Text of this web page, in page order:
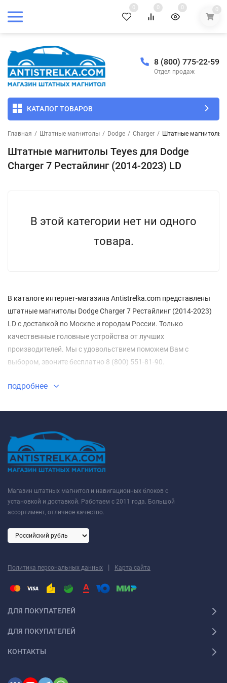
0 0 0 0
8 (800) 775-22-59
Отдел продаж
КАТАЛОГ ТОВАРОВ
Главная / Штатные магнитолы / Dodge / Charger / Штатные магнитолы
Штатные магнитолы Teyes для Dodge
Charger 7 Рестайлинг (2014-2023) LD
В этой категории нет ни одного
товара.
В каталоге интернет-магазина Antistrelka.com представлены
штатные магнитолы Dodge Charger 7 Рестайлинг (2014-2023)
LD с доставкой по Москве и городам России. Только
качественные головные устройства от лучших
производителей. Мы с удовольствием поможем Вам с
выбором, звоните бесплатно 8 (800) 551-81-90.
подробнее
Магазин штатных магнитол и навигационных блоков с
установкой и доставкой. Работаем с 2011 года. Большой
ассортимент, отличное качество.
Политика персональных данных | Карта сайта
ДЛЯ ПОКУПАТЕЛЕЙ
ДЛЯ ПОКУПАТЕЛЕЙ
КОНТАКТЫ